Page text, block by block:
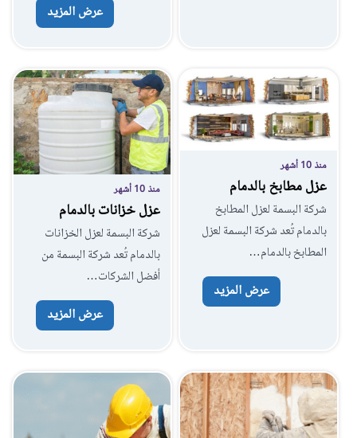
عرض المزيد
منذ 10 أشهر
عزل مطابخ بالدمام
شركة البسمة لعزل المطابخ
بالدمام تُعد شركة البسمة لعزل
المطابخ بالدمام…
عرض المزيد
منذ 10 أشهر
عزل خزانات بالدمام
شركة البسمة لعزل الخزانات
بالدمام تُعد شركة البسمة من
أفضل الشركات…
عرض المزيد